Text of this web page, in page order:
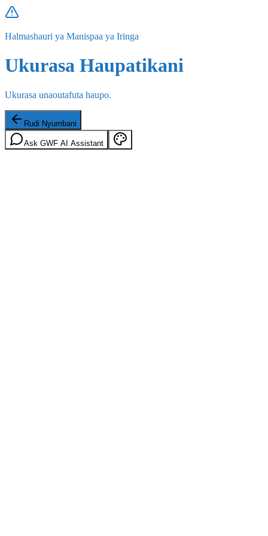
Halmashauri ya Manispaa ya Iringa
Ukurasa Haupatikani
Ukurasa unaoutafuta haupo.
Rudi Nyumbani
Ask GWF AI Assistant